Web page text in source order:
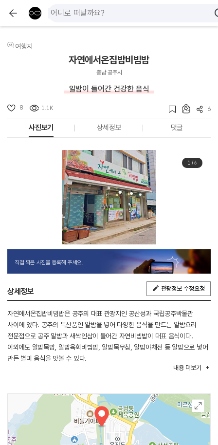
여행지
자연에서온집밥비빔밥
충남 공주시
알밤이 들어간 건강한 음식
8 1.1K 6
사진보기 상세정보 댓글
1/6
직접 찍은 사진을 등록해 주세요.
상세정보 관광정보 수정요청
자연에서온집밥비빔밥은 공주의 대표 관광지인 공산성과 국립공주박물관
사이에 있다. 공주의 특산품인 알밤을 넣어 다양한 음식을 만드는 알밤요리
전문점으로 공주 알밤과 새싹인삼이 들어간 자연비빔밥이 대표 음식이다.
이외에도 알밤묵밥, 알밤육회비빔밥, 알밤묵무침, 알밤야채전 등 알밤으로 넣어
만든 별미 음식을 맛볼 수 있다.
내용 더보기